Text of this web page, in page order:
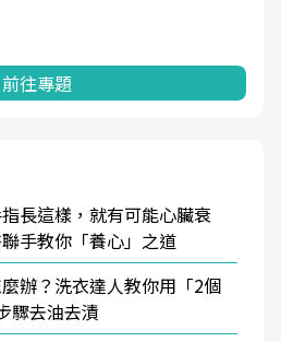
前往專題
指長這樣，就有可能心臟衰
手教你「養心」之道
辦？洗衣達人教你用「2個
驟去油去漬